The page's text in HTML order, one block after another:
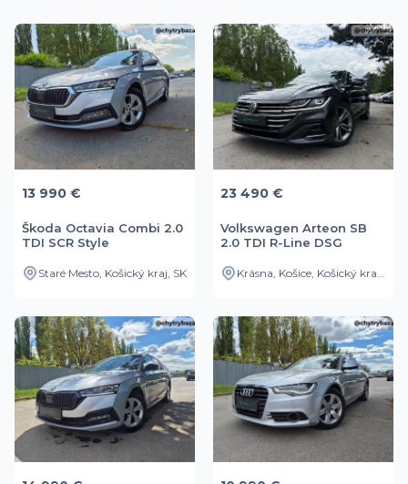
13 990 €
Škoda Octavia Combi 2.0
TDI SCR Style
Staré Mesto, Košický kraj, SK
23 490 €
Volkswagen Arteon SB
2.0 TDI R-Line DSG